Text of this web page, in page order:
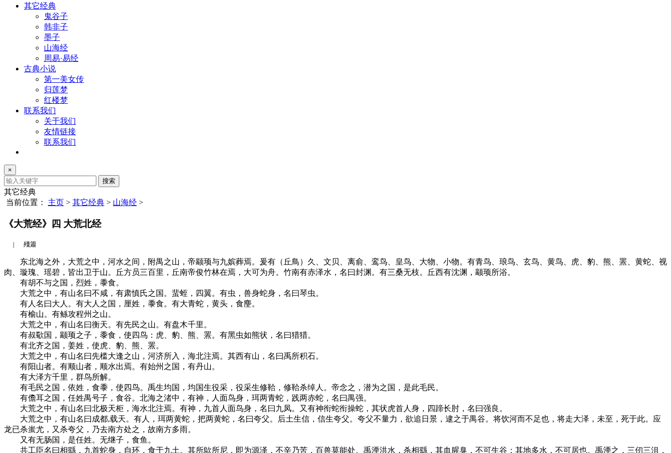
其它经典
鬼谷子
韩非子
墨子
山海经
周易·易经
古典小说
第一美女传
归莲梦
红楼梦
联系我们
关于我们
友情链接
联系我们
×
搜索
其它经典
当前位置： 主页 > 其它经典 > 山海经 >
《大荒经》四 大荒北经
| 殘簫
东北海之外，大荒之中，河水之间，附禺之山，帝颛顼与九嫔葬焉。爰有（丘鳥）久、文贝、离俞、鸾鸟、皇鸟、大物、小物。有青鸟、琅鸟、玄鸟、黄鸟、虎、豹、熊、罴、黄蛇、视
肉、璇瑰、瑶碧，皆出卫于山。丘方员三百里，丘南帝俊竹林在焉，大可为舟。竹南有赤泽水，名曰封渊。有三桑无枝。丘西有沈渊，颛顼所浴。
有胡不与之国，烈姓，黍食。
大荒之中，有山名曰不咸，有肃慎氏之国。蜚蛭，四翼。有虫，兽身蛇身，名曰琴虫。
有人名曰大人。有大人之国，厘姓，黍食。有大青蛇，黄头，食麈。
有榆山。有鲧攻程州之山。
大荒之中，有山名曰衡天。有先民之山。有盘木千里。
有叔歜国，颛顼之子，黍食，使四鸟：虎、豹、熊、罴。有黑虫如熊状，名曰猎猎。
有北齐之国，姜姓，使虎、豹、熊、罴。
大荒之中，有山名曰先槛大逢之山，河济所入，海北注焉。其西有山，名曰禹所积石。
有阳山者。有顺山者，顺水出焉。有始州之国，有丹山。
有大泽方千里，群鸟所解。
有毛民之国，依姓，食黍，使四鸟。禹生均国，均国生役采，役采生修鞈，修鞈杀绰人。帝念之，潜为之国，是此毛民。
有儋耳之国，任姓禺号子，食谷。北海之渚中，有神，人面鸟身，珥两青蛇，践两赤蛇，名曰禺强。
大荒之中，有山名曰北极天柜，海水北注焉。有神，九首人面鸟身，名曰九凤。又有神衔蛇衔操蛇，其状虎首人身，四蹄长肘，名曰强良。
大荒之中，有山名曰成都,载天。有人，珥两黄蛇，把两黄蛇，名曰夸父。后土生信，信生夸父。夸父不量力，欲追日景，逮之于禺谷。将饮河而不足也，将走大泽，未至，死于此。应
龙已杀蚩尤，又杀夸父，乃去南方处之，故南方多雨。
又有无肠国，是任姓。无继子，食鱼。
共工臣名曰相繇，九首蛇身，自环，食于九土。其所歍所尼，即为源泽，不辛乃苦，百兽莫能处。禹湮洪水，杀相繇，其血腥臭，不可生谷；其地多水，不可居也。禹湮之，三仞三沮，